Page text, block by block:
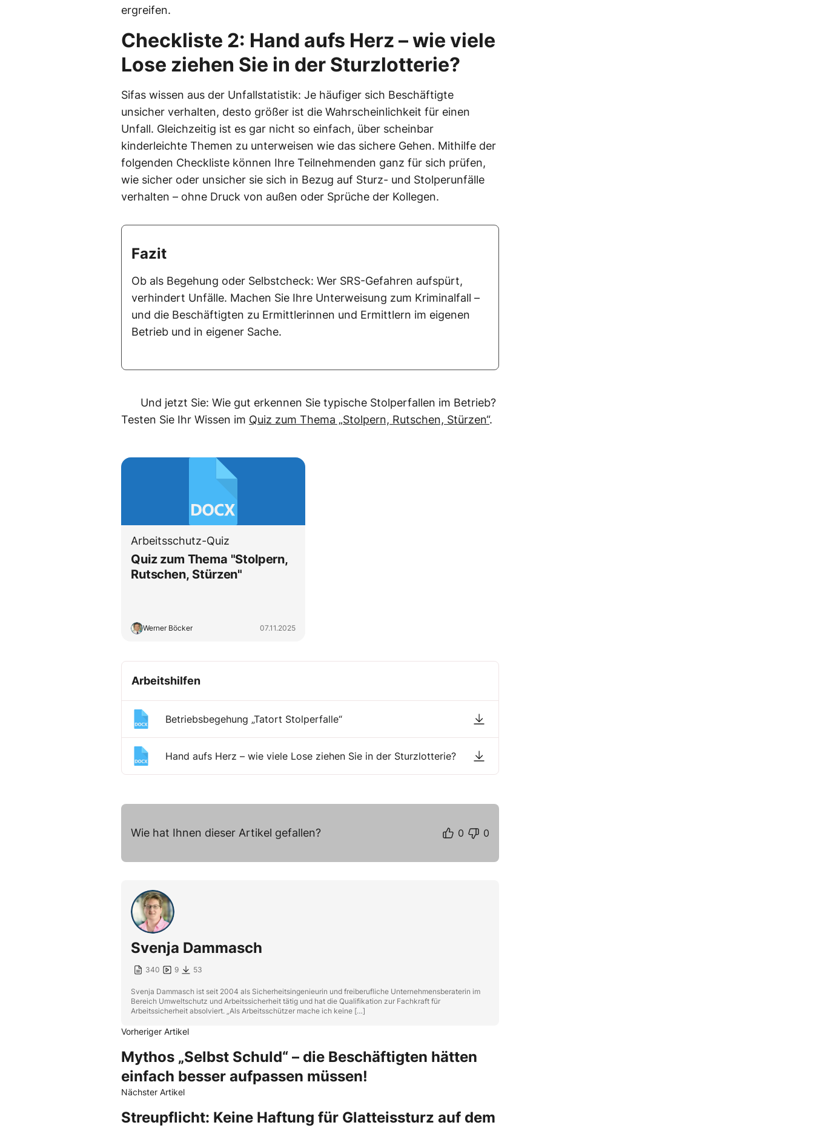
ergreifen.
Checkliste 2: Hand aufs Herz – wie viele
Lose ziehen Sie in der Sturzlotterie?
Sifas wissen aus der Unfallstatistik: Je häufiger sich Beschäftigte
unsicher verhalten, desto größer ist die Wahrscheinlichkeit für einen
Unfall. Gleichzeitig ist es gar nicht so einfach, über scheinbar
kinderleichte Themen zu unterweisen wie das sichere Gehen. Mithilfe der
folgenden Checkliste können Ihre Teilnehmenden ganz für sich prüfen,
wie sicher oder unsicher sie sich in Bezug auf Sturz- und Stolperunfälle
verhalten – ohne Druck von außen oder Sprüche der Kollegen.
Fazit
Ob als Begehung oder Selbstcheck: Wer SRS-Gefahren aufspürt,
verhindert Unfälle. Machen Sie Ihre Unterweisung zum Kriminalfall –
und die Beschäftigten zu Ermittlerinnen und Ermittlern im eigenen
Betrieb und in eigener Sache.
Und jetzt Sie: Wie gut erkennen Sie typische Stolperfallen im Betrieb?
Testen Sie Ihr Wissen im Quiz zum Thema „Stolpern, Rutschen, Stürzen“.
Arbeitsschutz-Quiz
Quiz zum Thema "Stolpern,
Rutschen, Stürzen"
Werner Böcker 07.11.2025
Arbeitshilfen
Betriebsbegehung „Tatort Stolperfalle“
Hand aufs Herz – wie viele Lose ziehen Sie in der Sturzlotterie?
Wie hat Ihnen dieser Artikel gefallen? 0 0
Svenja Dammasch
340 9 53
Svenja Dammasch ist seit 2004 als Sicherheitsingenieurin und freiberufliche Unternehmensberaterin im
Bereich Umweltschutz und Arbeitssicherheit tätig und hat die Qualifikation zur Fachkraft für
Arbeitssicherheit absolviert. „Als Arbeitsschützer mache ich keine […]
Vorheriger Artikel
Mythos „Selbst Schuld“ – die Beschäftigten hätten
einfach besser aufpassen müssen!
Nächster Artikel
Streupflicht: Keine Haftung für Glatteissturz auf dem